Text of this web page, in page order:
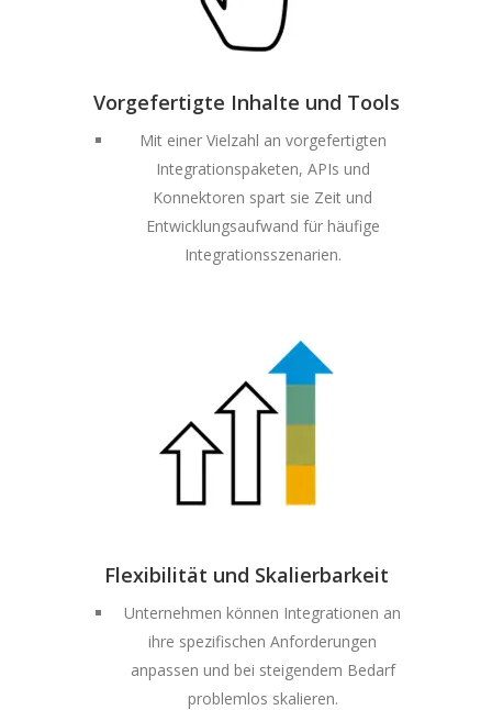
Vorgefertigte Inhalte und Tools
Mit einer Vielzahl an vorgefertigten
Integrationspaketen, APIs und
Konnektoren spart sie Zeit und
Entwicklungsaufwand für häufige
Integrationsszenarien.
Flexibilität und Skalierbarkeit
Unternehmen können Integrationen an
ihre spezifischen Anforderungen
anpassen und bei steigendem Bedarf
problemlos skalieren.